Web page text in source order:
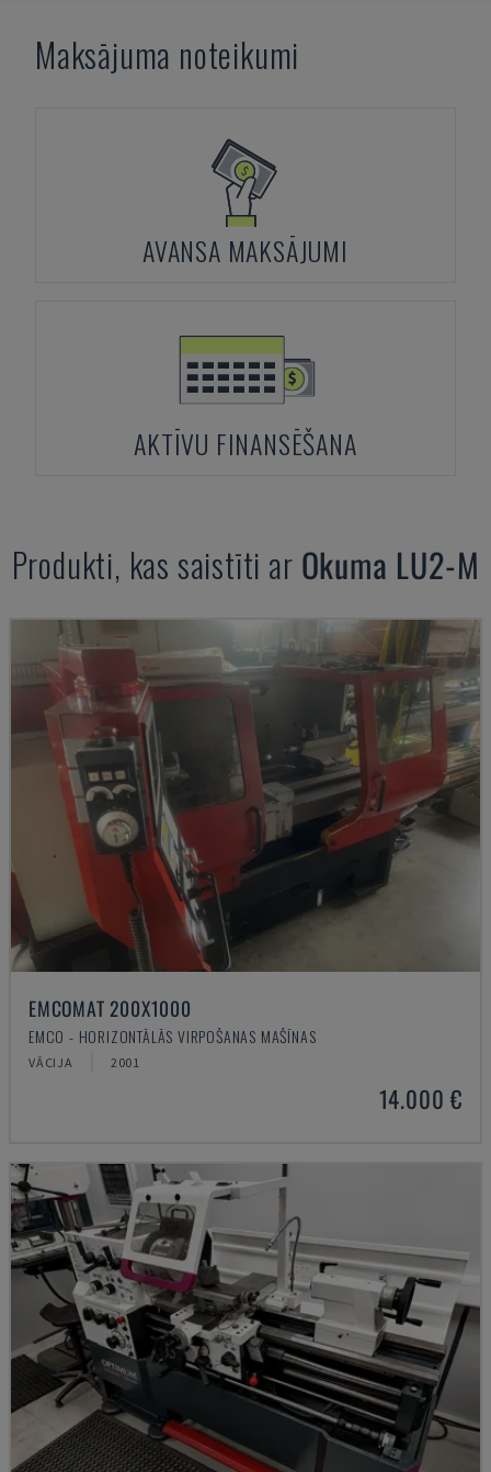
Maksājuma noteikumi
AVANSA MAKSĀJUMI
AKTĪVU FINANSĒŠANA
Produkti, kas saistīti ar Okuma LU2-M
EMCOMAT 200X1000
EMCO - HORIZONTĀLĀS VIRPOŠANAS MAŠĪNAS
VĀCIJA 2001
14.000 €